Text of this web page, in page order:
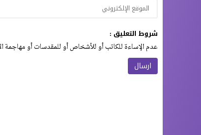
شروط التعليق :
عدم الإساءة للكاتب أو للأشخاص أو للمقدسات أو مهاجمة